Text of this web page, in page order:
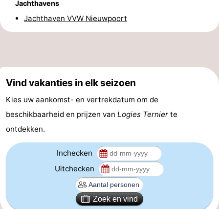
Vlaanderen
Ieper
De
Kust
-
Natuur
Het
-
Knokke-
-
Jachthavens
Jachthaven VVW Nieuwpoort
Vind vakanties in elk seizoen
Kies uw aankomst- en vertrekdatum om de
beschikbaarheid en prijzen van Logies Ternier te
ontdekken.
Inchecken
Uitchecken
Zoek en vind